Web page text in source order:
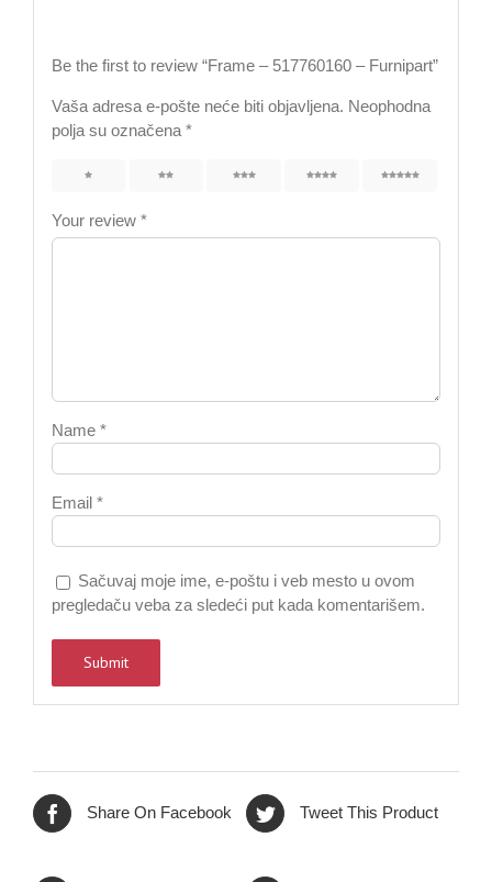
Be the first to review “Frame – 517760160 – Furnipart”
Vaša adresa e-pošte neće biti objavljena. Neophodna
polja su označena*
Your review *
Name *
Email *
Sačuvaj moje ime, e-poštu i veb mesto u ovom
pregledaču veba za sledeći put kada komentarišem.
Share On Facebook Tweet This Product